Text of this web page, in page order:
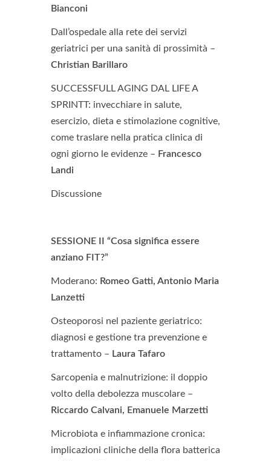
Bianconi
Dall’ospedale alla rete dei servizi
geriatrici per una sanità di prossimità –
Christian Barillaro
SUCCESSFULL AGING DAL LIFE A
SPRINTT: invecchiare in salute,
esercizio, dieta e stimolazione cognitive,
come traslare nella pratica clinica di
ogni giorno le evidenze – Francesco
Landi
Discussione
SESSIONE II “Cosa significa essere
anziano FIT?”
Moderano: Romeo Gatti, Antonio Maria
Lanzetti
Osteoporosi nel paziente geriatrico:
diagnosi e gestione tra prevenzione e
trattamento – Laura Tafaro
Sarcopenia e malnutrizione: il doppio
volto della debolezza muscolare –
Riccardo Calvani, Emanuele Marzetti
Microbiota e infiammazione cronica:
implicazioni cliniche della flora batterica